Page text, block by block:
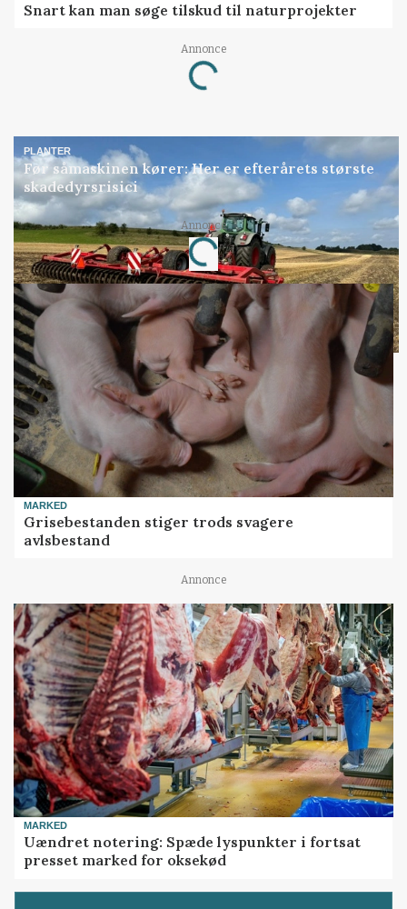
Snart kan man søge tilskud til naturprojekter
Annonce
Loading...
PLANTER
Før såmaskinen kører: Her er efterårets største
skadedyrsrisici
Annonce
Loading...
MARKED
Grisebestanden stiger trods svagere
avlsbestand
Annonce
MARKED
Uændret notering: Spæde lyspunkter i fortsat
presset marked for oksekød